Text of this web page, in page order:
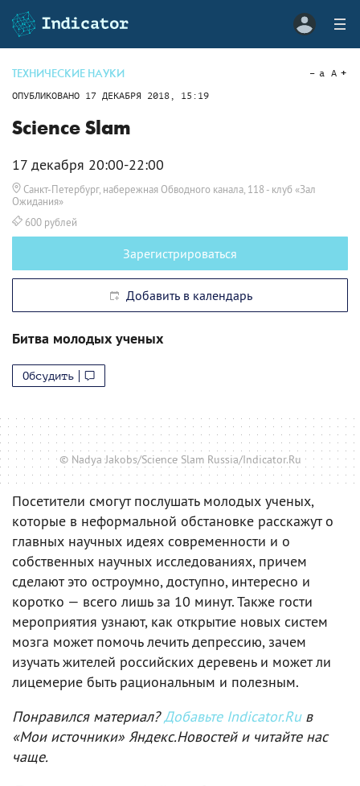
ТЕХНИЧЕСКИЕ НАУКИ
ОПУБЛИКОВАНО 17 ДЕКАБРЯ 2018, 15:19
a A
Science Slam
17 декабря 20:00-22:00
Санкт-Петербург, набережная Обводного канала, 118 - клуб «Зал
Ожидания»
600 рублей
Зарегистрироваться
Добавить в календарь
Битва молодых ученых
Обсудить
© Nadya Jakobs/Science Slam Russia/Indicator.Ru
Посетители смогут послушать молодых ученых,
которые в неформальной обстановке расскажут о
главных научных идеях современности и о
собственных научных исследованиях, причем
сделают это остроумно, доступно, интересно и
коротко — всего лишь за 10 минут. Также гости
мероприятия узнают, как открытие новых систем
мозга может помочь лечить депрессию, зачем
изучать жителей российских деревень и может ли
лицемерие быть рациональным и полезным.
Понравился материал?Добавьте Indicator.Ruв
«Мои источники» Яндекс.Новостей и читайте нас
чаще.